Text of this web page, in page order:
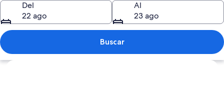
Del
22 ago
Al
23 ago
Buscar
Explorar mapa